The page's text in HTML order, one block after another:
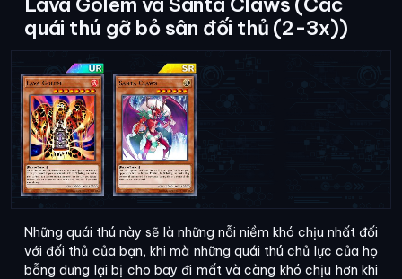
quái thú gỡ bỏ sân đối thủ (2-3x))
Những quái thú này sẽ là những nỗi niềm khó chịu nhất đối
với đối thủ của bạn, khi mà những quái thú chủ lực của họ
bỗng dưng lại bị cho bay đi mất và càng khó chịu hơn khi